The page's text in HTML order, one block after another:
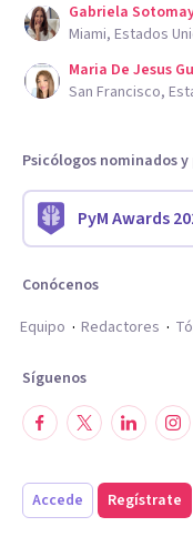
Gabriela
Miami, Estados
Maria De Jesus
San Francisco,
Psicólogos nominados
PyM Awards
Conócenos
Equipo
Redactores
Síguenos
Accede Regístrate